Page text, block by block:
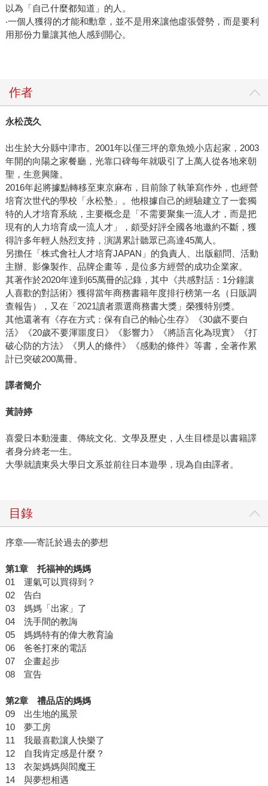
以為「自己什麼都知道」的人。
‧一個人獲得的才能和勳章，並不是用來讓他虛張聲勢，而是要利
用那份力量讓其他人感到開心。
作者
永松茂久
出生於大分縣中津市。2001年以僅三坪的章魚燒小店起家，2003
年開的向陽之家餐廳，光靠口碑每年就吸引了上萬人從各地來朝
聖，生意興隆。
2016年起將據點轉移至東京麻布，目前除了執筆寫作外，也經營
培育次世代的學校「永松塾」。他根據自己的經驗建立了一套獨
特的人才培育系統，主要概念是「不需要聚集一流人才，而是把
現有的人力培育成一流人才」，頗受好評全國各地邀約不斷，獲
得許多年輕人熱烈支持，演講累計聽眾已高達45萬人。
另擔任「株式會社人才培育JAPAN」的負責人、出版顧問、活動
主辦、影像製作、品牌企畫等，是位多方經營的成功企業家。
其著作於2020年達到65萬冊的記錄，其中《共感對話：1分鐘讓
人喜歡的對話術》獲得當年商務書籍年度排行榜第一名（日販調
查報告），又在「2021讀者票選商務書大獎」榮獲特別獎。
其他還著有《存在方式：保有自己的軸心生存》《30歲不要白
活》《20歲不要渾噩度日》《影響力》《將語言化為現實》《打
破心防的方法》《男人的條件》《感動的條件》等書，全著作累
計已突破200萬冊。
譯者簡介
黃詩婷
喜愛日本動漫畫、傳統文化、文學及歷史，人生目標是以書籍譯
者身分終老一生。
大學就讀東吳大學日文系並前往日本遊學，現為自由譯者。
目錄
序章──寄託於過去的夢想
第1章 托福神的媽媽
01 運氣可以買得到？
02 告白
03 媽媽「出家」了
04 洗手間的教誨
05 媽媽特有的偉大教育論
06 爸爸打來的電話
07 企畫起步
08 宣告
第2章 禮品店的媽媽
09 出生地的風景
10 夢工房
11 我最喜歡讓人快樂了
12 自我肯定感是什麼？
13 衣架媽媽與閻魔王
14 與夢想相遇